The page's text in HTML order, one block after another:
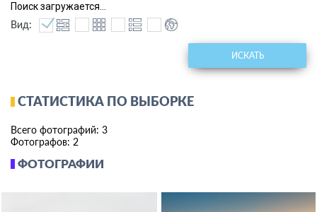
Поиск в реестре
Кратко
Подробно
ФОТОГРАФИИ
Поиск загружается...
Вид:
ИСКАТЬ
СТАТИСТИКА ПО ВЫБОРКЕ
Всего фотографий: 3
Фотографов: 2